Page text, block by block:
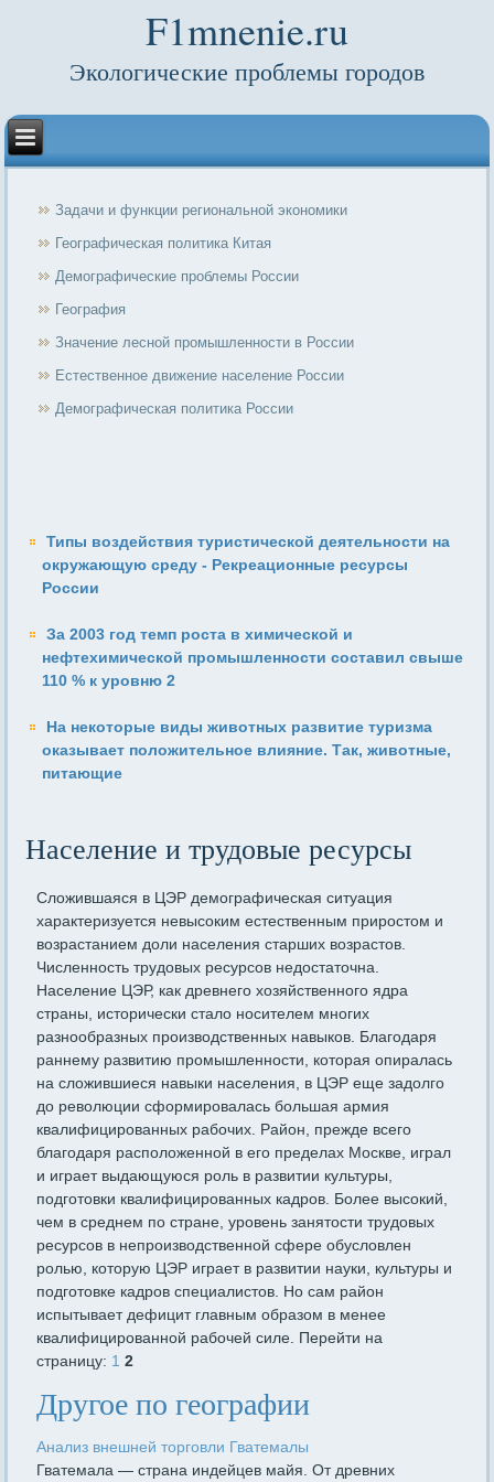
F1mnenie.ru
Экологические проблемы городов
Задачи и функции региональной экономики
Географическая политика Китая
Демографические проблемы России
География
Значение лесной промышленности в России
Естественное движение население России
Демографическая политика России
Типы воздействия туристической деятельности на
окружающую среду - Рекреационные ресурсы
России
За 2003 год темп роста в химической и
нефтехимической промышленности составил свыше
110 % к уровню 2
На некоторые виды животных развитие туризма
оказывает положительное влияние. Так, животные,
питающие
Население и трудовые ресурсы
Сложившаяся в ЦЭР демографическая ситуация
характеризуется невысо­ким естественным приростом и
возрастанием доли населения старших воз­растов.
Численность трудовых ресурсов недостаточна.
Население ЦЭР, как древнего хозяйственного ядра
страны, исторически стало носителем многих
разнообразных производственных навыков. Благодаря
раннему развитию про­мышленности, которая опиралась
на сложившиеся на­выки населения, в ЦЭР еще задолго
до революции сформировалась большая армия
квалифицирован­ных рабочих. Район, прежде всего
благодаря располо­женной в его пределах Москве, играл
и играет выдающуюся роль в развитии культуры,
подготовки ква­лифицированных кадров. Более высокий,
чем в сред­нем по стране, уровень за­нятости трудовых
ресурсов в непроизводственной сфере обусловлен
ролью, ко­торую ЦЭР играет в развитии науки, культуры и
подготовке кадров специалис­тов. Но сам район
испытывает дефицит главным образом в менее
квалифици­рованной рабочей силе. Перейти на
страницу: 1 2
Другое по географии
Анализ внешней торговли Гватемалы
Гватемала — страна индейцев майя. От древних